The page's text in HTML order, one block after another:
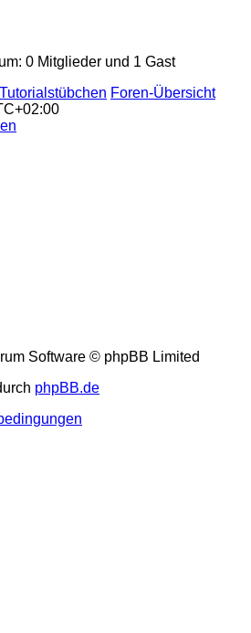
0 Mitglieder und 1 Gast
Foren-Übersicht
Software © phpBB Limited
phpBB.de